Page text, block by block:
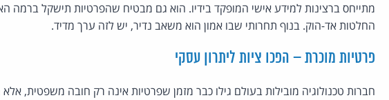
מתייחס ברצינות למידע אישי המופקד בידיו. הוא גם מבטיח שהפרטיות תישקל ברמה
החלטות אד-הוק. בנוף תחרותי שבו אמון הוא משאב נדיר, יש לזה ערך מדיד.
פרטיות מוכרת – הפכו ציות ליתרון עסקי
חברות טכנולוגיה מובילות בעולם גילו כבר מזמן שפרטיות אינה רק חובה משפטית,